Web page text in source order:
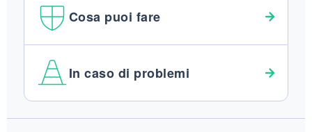
Cosa puoi fare
In caso di problemi